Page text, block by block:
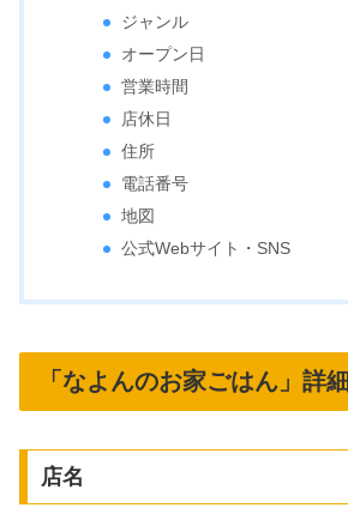
ジャンル
オープン日
営業時間
店休日
住所
電話番号
地図
公式Webサイト・SNS
「なよんのお家ごはん」詳細
店名